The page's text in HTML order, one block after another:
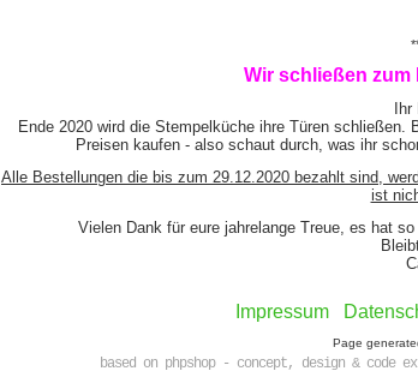
Wir schließen zum
Ende 2020 wird die Stempelküche ihre Türen
Preisen kaufen - also schaut durch, was ihr
Alle Bestellungen die bis zum 29.12.2020 bezahlt sind,
ist
Vielen Dank für eure jahrelange Treue, es hat
Impressum
Page
based on phpshop - concept, design & code